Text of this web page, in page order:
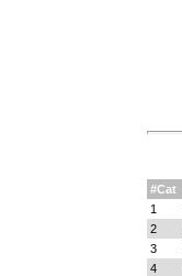
#Cat
1
2
3
4